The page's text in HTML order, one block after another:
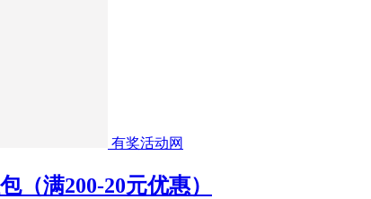
有奖活动网
（满200-20元优惠）